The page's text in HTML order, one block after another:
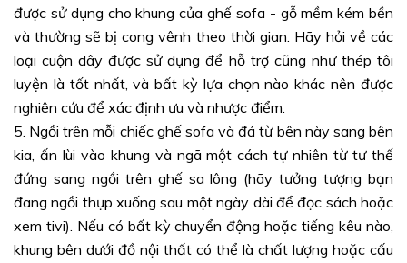
được sử dụng cho khung của ghế sofa - gỗ mềm kém bền
và thường sẽ bị cong vênh theo thời gian. Hãy hỏi về các
loại cuộn dây được sử dụng để hỗ trợ cũng như thép tôi
luyện là tốt nhất, và bất kỳ lựa chọn nào khác nên được
nghiên cứu để xác định ưu và nhược điểm.
5. Ngồi trên mỗi chiếc ghế sofa và đá từ bên này sang bên
kia, ấn lùi vào khung và ngã một cách tự nhiên từ tư thế
đứng sang ngồi trên ghế sa lông (hãy tưởng tượng bạn
đang ngồi thụp xuống sau một ngày dài để đọc sách hoặc
xem tivi). Nếu có bất kỳ chuyển động hoặc tiếng kêu nào,
khung bên dưới đồ nội thất có thể là chất lượng hoặc cấu